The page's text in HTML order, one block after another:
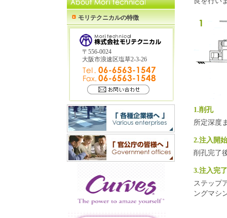
1.削孔
所定深度
2.注入開始
削孔完了
3.注入完了
ステップ
ングマシ
モリテクニカルの特徴
〒556-0024
大阪市浪速区塩草2-3-26